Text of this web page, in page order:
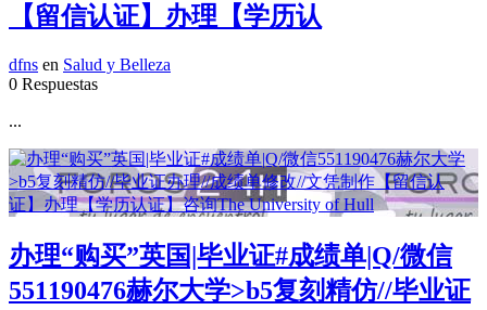
【留信认证】办理【学历认
dfns en Salud y Belleza
0 Respuestas
...
办理“购买”英国|毕业证#成绩单|Q/微信
551190476赫尔大学>b5复刻精仿//毕业证